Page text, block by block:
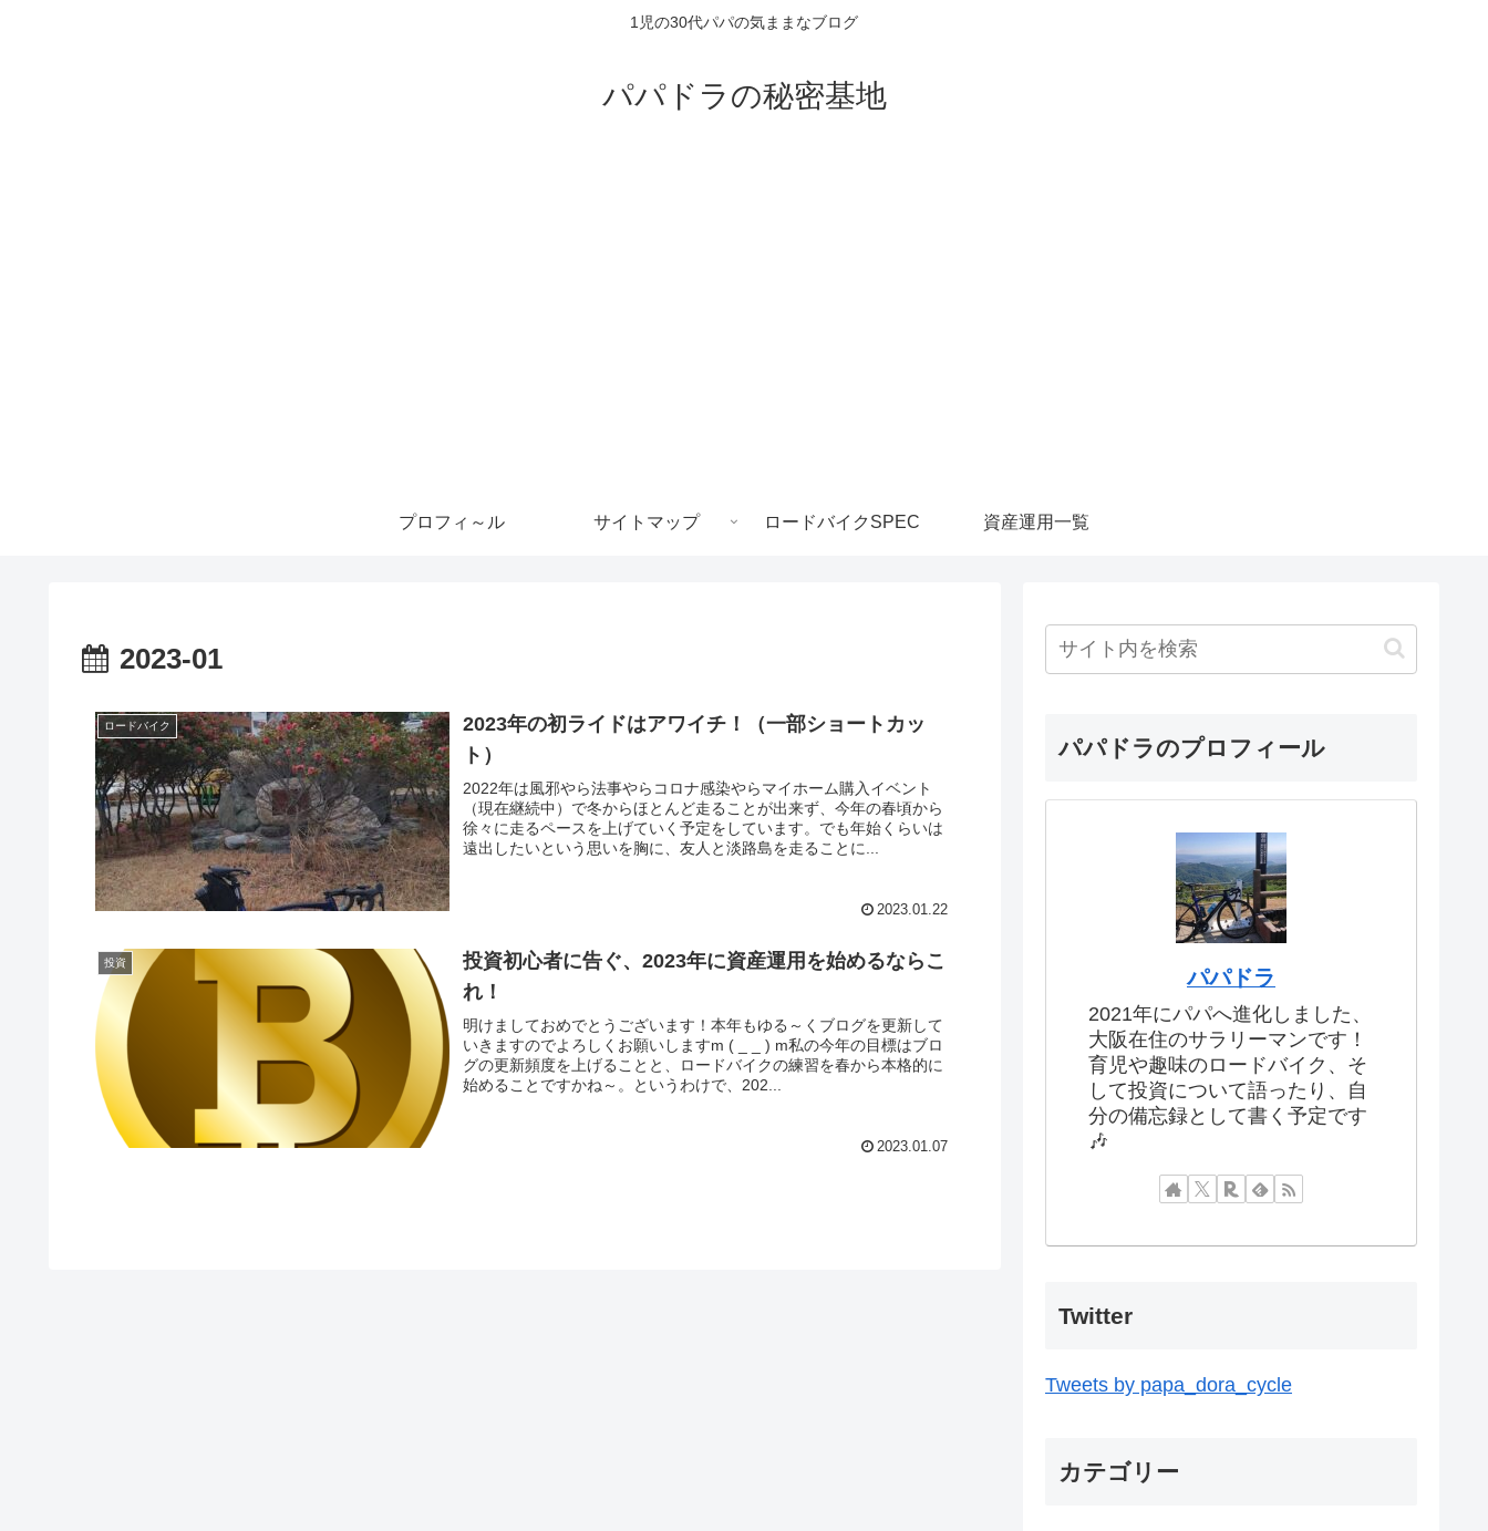
1児の30代パパの気ままなブログ
パパドラの秘密基地
プロフィ～ル サイトマップ ロードバイクSPEC 資産運用一覧
2023-01
ロードバイク
2023年の初ライドはアワイチ！（一部ショートカッ
ト）
2022年は風邪やら法事やらコロナ感染やらマイホーム購入イベント
（現在継続中）で冬からほとんど走ることが出来ず、今年の春頃から
徐々に走るペースを上げていく予定をしています。でも年始くらいは
遠出したいという思いを胸に、友人と淡路島を走ることに...
2023.01.22
投資
投資初心者に告ぐ、2023年に資産運用を始めるならこ
れ！
明けましておめでとうございます！本年もゆる～くブログを更新して
いきますのでよろしくお願いしますm ( _ _ ) m私の今年の目標はブロ
グの更新頻度を上げることと、ロードバイクの練習を春から本格的に
始めることですかね～。というわけで、202...
2023.01.07
パパドラのプロフィール
パパドラ
2021年にパパへ進化しました、
大阪在住のサラリーマンです！
育児や趣味のロードバイク、そ
して投資について語ったり、自
分の備忘録として書く予定です
🎶
Twitter
Tweets by papa_dora_cycle
カテゴリー